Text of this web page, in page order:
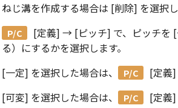
ねじ溝を作成する場合は [削除] を選択し
[定義] → [ピッチ] で、ピッチを
る）にするかを選択します。
[一定] を選択した場合は、
[定義
[可変] を選択した場合は、
[定義